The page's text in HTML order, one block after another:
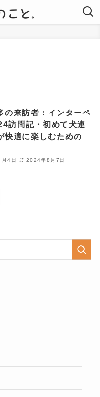
の来訪者：インターペ
訪問記・初めて犬連
快適に楽しむための
4日 2024年8月7日